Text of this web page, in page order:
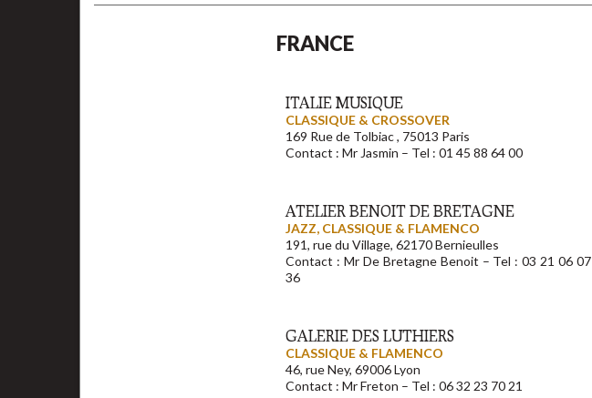
FRANCE
ITALIE MUSIQUE
CLASSIQUE & CROSSOVER
169 Rue de Tolbiac , 75013 Paris
Contact : Mr Jasmin – Tel : 01 45 88 64 00
ATELIER BENOIT DE BRETAGNE
JAZZ, CLASSIQUE & FLAMENCO
191, rue du Village, 62170 Bernieulles
Contact : Mr De Bretagne Benoit – Tel : 03 21 06 07
36
GALERIE DES LUTHIERS
CLASSIQUE & FLAMENCO
46, rue Ney, 69006 Lyon
Contact : Mr Freton – Tel : 06 32 23 70 21